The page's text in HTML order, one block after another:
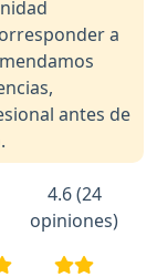
a
antes de
4.6 (24
opiniones)